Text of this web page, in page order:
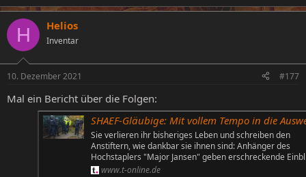
H Helios
Inventar
10. Dezember 2021 #177
Mal ein Bericht über die Folgen:
SHAEF-Gläubige: Mit vollem Tempo in die
Sie verlieren ihr bisheriges Leben und schreiben den
Anstiftern, wie dankbar sie ihnen sind: Anhänger des
Hochstaplers "Major Jansen" geben erschreckende
www.t-online.de